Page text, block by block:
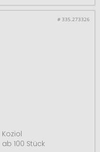
# 335.273326
Koziol
ab 100 Stück